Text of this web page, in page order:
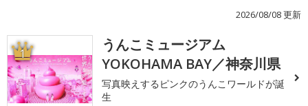
2026/08/08 更新
1
うんこミュージアム
YOKOHAMA BAY／神奈川県
写真映えするピンクのうんこワールドが誕
生